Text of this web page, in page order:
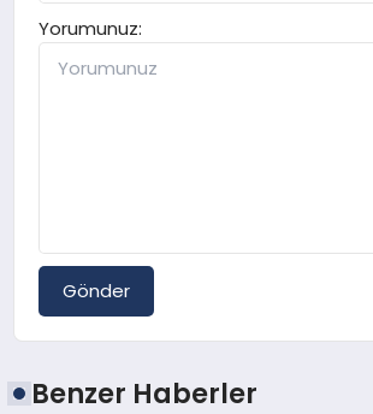
Yorumunuz:
Gönder
Benzer Haberler